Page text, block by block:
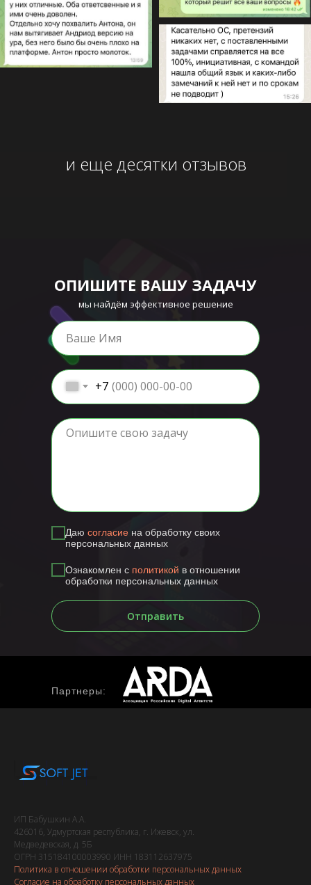
и еще десятки отзывов
ОПИШИТЕ ВАШУ ЗАДАЧУ
+7
Даю согласие на обработку своих
персональных данных
Ознакомлен с политикой в отношении
обработки персональных данных
Отправить
мы найдём эффективное решение
Партнеры:
ИП Бабушкин А.А.
426016, Удмуртская республика, г. Ижевск, ул.
Медведевская, д. 5Б
ОГРН 315184100003990 ИНН 183112637975
Политика в отношении обработки персональных данных
Согласие на обработку персональных данных